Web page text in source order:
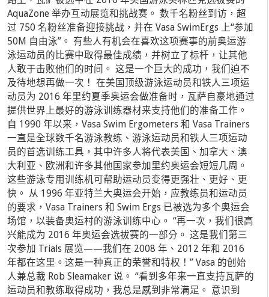
AquaZone 举办互动展览和挑战赛。 数千名粉丝到访，超
过 750 名粉丝准备迎接挑战，并在 Vasa SwimErgs 上“参加
50M 自由泳”。 有些人有机会在喜欢这项赛事的前奥运游
泳运动员的比赛中取得最佳成绩，并树立了标杆，让其他
人敢于击败他们的时间。 这是一个巨大的成功，我们迫不
及待地想再做一次！ 在美国顶级游泳运动员和铁人三项运
动员为 2016 年里约夏季奥运会做准备时，瓦萨自豪地通过
提供世界上最好的游泳训练器材来支持他们的准备工作。
自 1990 年以来，Vasa Swim Ergometers 和 Vasa Trainers
一直是全球数千名游泳教练、游泳运动员和铁人三项运动
员的首选训练工具，其中许多人将代表美国、加拿大、澳
大利亚、欧洲和许多其他国家参加里约奥运会短短几周。
这些游泳专用训练机可帮助运动员变得更强壮、更好、更
快。 从 1996 年亚特兰大奥运会开始，应教练员和运动员
的要求，Vasa Trainers 和 Swim Ergs 已被选为多个奥运会
场馆，以装备奥运村的游泳训练中心。 “再一次，我们很高
兴能成为 2016 年奥运会选拔赛的一部分。 这是我们第三
次参加 Trials 展览——我们在 2008 年、2012 年和 2016
年都在这里。这是一种真正的荣誉和特权！” Vasa 的创始
人兼总裁 Rob Sleamaker 说。 “看到多年来一直支持瓦萨的
运动员和教练取得成功，我总是感到非常满足。 意识到